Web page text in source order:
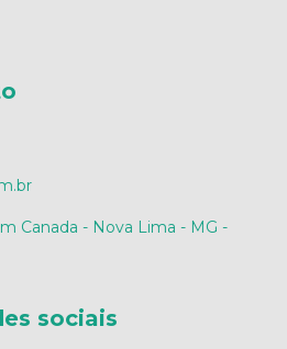
Canada - Nova Lima - MG -
sociais